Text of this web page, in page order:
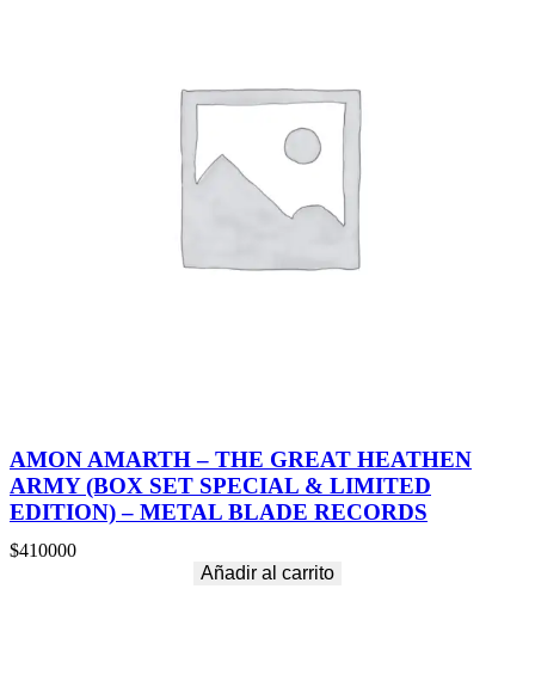
AMON AMARTH – THE GREAT HEATHEN
ARMY (BOX SET SPECIAL & LIMITED
EDITION) – METAL BLADE RECORDS
$410000
Añadir al carrito